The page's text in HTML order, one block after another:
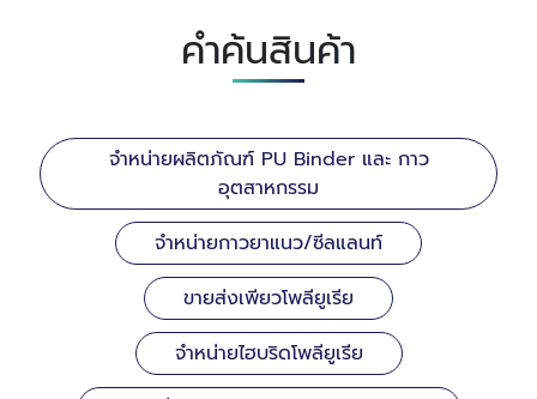
คำค้นสินค้า
จำหน่ายผลิตภัณฑ์ PU Binder และ กาว
อุตสาหกรรม
จำหน่ายกาวยาแนว/ซีลแลนท์
ขายส่งเพียวโพลียูเรีย
จำหน่ายไฮบริดโพลียูเรีย